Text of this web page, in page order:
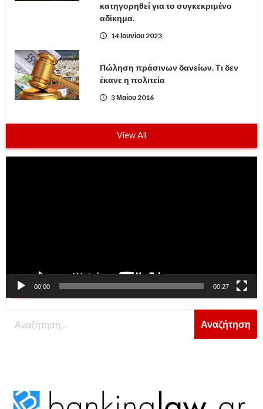
κατηγορηθεί για το συγκεκριμένο
αδίκημα.
14 Ιουνίου 2023
Πώληση πράσινων δανείων. Τι δεν
έκανε η πολιτεία
3 Μαΐου 2016
View All
00:00 00:27